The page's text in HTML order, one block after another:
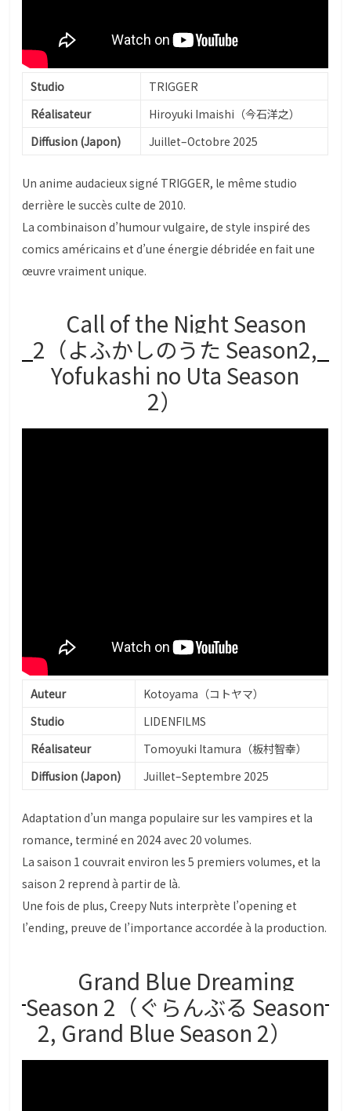
Studio
TRIGGER
Réalisateur
Hiroyuki Imaishi（今石洋之）
Diffusion (Japon)
Juillet–Octobre 2025
Un anime audacieux signé TRIGGER, le même studio
derrière le succès culte de 2010.
La combinaison d’humour vulgaire, de style inspiré des
comics américains et d’une énergie débridée en fait une
œuvre vraiment unique.
Call of the Night Season
2（よふかしのうた Season2,
Yofukashi no Uta Season
2）
Auteur
Kotoyama（コトヤマ）
Studio
LIDENFILMS
Réalisateur
Tomoyuki Itamura（板村智幸）
Diffusion (Japon)
Juillet–Septembre 2025
Adaptation d’un manga populaire sur les vampires et la
romance, terminé en 2024 avec 20 volumes.
La saison 1 couvrait environ les 5 premiers volumes, et la
saison 2 reprend à partir de là.
Une fois de plus, Creepy Nuts interprète l’opening et
l’ending, preuve de l’importance accordée à la production.
Grand Blue Dreaming
Season 2（ぐらんぶる Season
2, Grand Blue Season 2）